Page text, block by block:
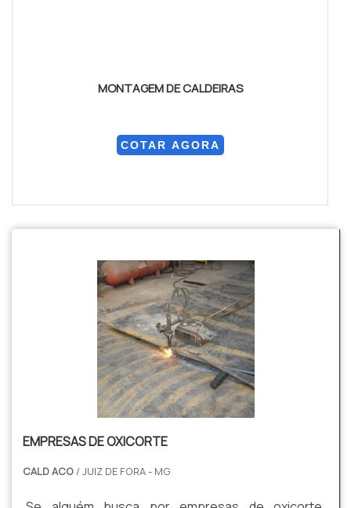
MONTAGEM DE CALDEIRAS
COTAR AGORA
EMPRESAS DE OXICORTE
CALD ACO / JUIZ DE FORA - MG